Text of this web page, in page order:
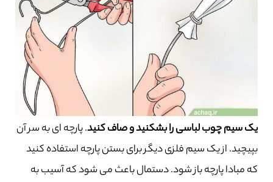
یک سیم چوب لباسی را بشکنید و صاف کنید. پارچه ای به سر آن
بپیچید. از یک سیم فلزی دیگر برای بستن پارچه استفاده کنید
که مبادا پارچه باز شود. دستمال باعث می شود که آسیب به